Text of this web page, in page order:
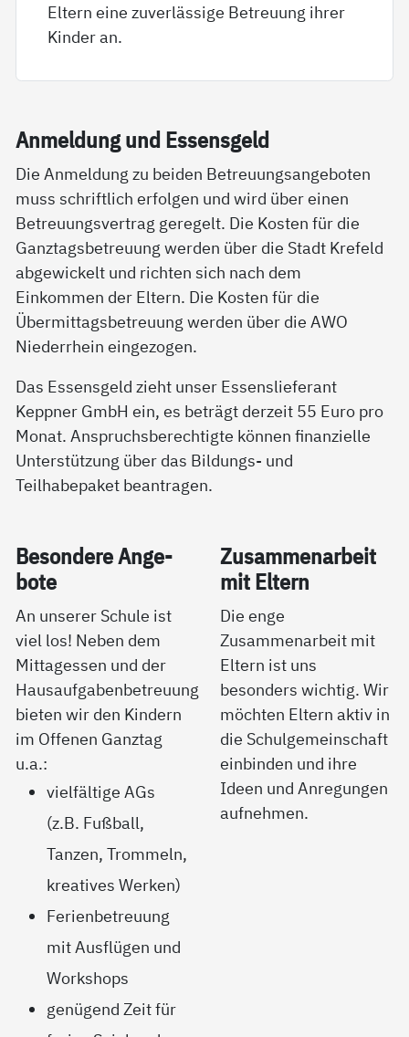
Eltern eine zuverlässige Betreuung ihrer
Kinder an.
An­mel­dung und Es­sens­geld
Die Anmeldung zu beiden Betreuungsangeboten
muss schriftlich erfolgen und wird über einen
Betreuungsvertrag geregelt. Die Kosten für die
Ganztagsbetreuung werden über die Stadt Krefeld
abgewickelt und richten sich nach dem
Einkommen der Eltern. Die Kosten für die
Übermittagsbetreuung werden über die AWO
Niederrhein eingezogen.
Das Essensgeld zieht unser Essenslieferant
Keppner GmbH ein, es beträgt derzeit 55 Euro pro
Monat. Anspruchsberechtigte können finanzielle
Unterstützung über das Bildungs- und
Teilhabepaket beantragen.
Be­son­de­re An­ge­
bo­te
An unserer Schule ist
viel los! Neben dem
Mittagessen und der
Hausaufgabenbetreuung
bieten wir den Kindern
im Offenen Ganztag
u.a.:
vielfältige AGs
(z.B. Fußball,
Tanzen, Trommeln,
kreatives Werken)
Ferienbetreuung
mit Ausflügen und
Workshops
genügend Zeit für
Zu­sam­men­ar­beit
mit El­tern
Die enge
Zusammenarbeit mit
Eltern ist uns
besonders wichtig. Wir
möchten Eltern aktiv in
die Schulgemeinschaft
einbinden und ihre
Ideen und Anregungen
aufnehmen.